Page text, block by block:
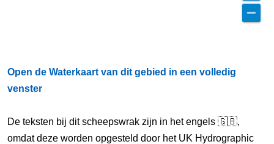
Open de Waterkaart van dit gebied in een volledig
venster
De teksten bij dit scheepswrak zijn in het engels 🇬🇧,
omdat deze worden opgesteld door het UK Hydrographic